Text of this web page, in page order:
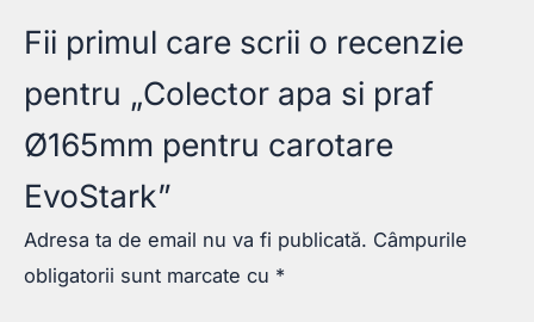
Fii primul care scrii o recenzie
pentru „Colector apa si praf
Ø165mm pentru carotare
EvoStark”
Adresa ta de email nu va fi publicată. Câmpurile
obligatorii sunt marcate cu *